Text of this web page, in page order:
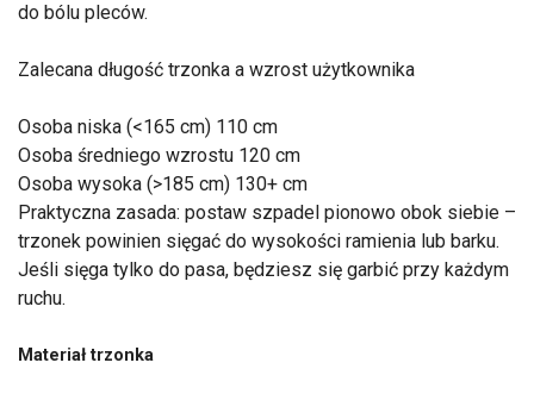
do bólu pleców.
Zalecana długość trzonka a wzrost użytkownika
Osoba niska (<165 cm) 110 cm
Osoba średniego wzrostu 120 cm
Osoba wysoka (>185 cm) 130+ cm
Praktyczna zasada: postaw szpadel pionowo obok siebie –
trzonek powinien sięgać do wysokości ramienia lub barku.
Jeśli sięga tylko do pasa, będziesz się garbić przy każdym
ruchu.
Materiał trzonka